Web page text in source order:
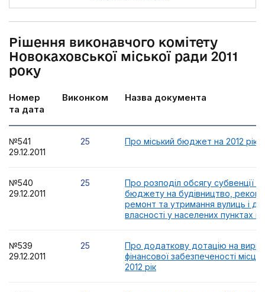
Рішення виконавчого комітету
Новокаховської міської ради 2011
року
Номер
та дата
Виконком Назва документа
№541
29.12.2011
25 Про міський бюджет на 2012 рік
№540
29.12.2011
25
Про розподіл обсягу субвенції
бюджету на будівництво,
ремонт та утримання вулиць і
власності у населених пунктах на
№539
29.12.2011
25
Про додаткову дотацію на
фінансової забезпеченості
2012 рік